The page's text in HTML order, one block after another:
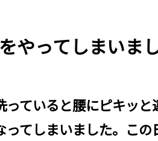
やってしまいま
っていると腰にピキッ
ってしまいました。こ